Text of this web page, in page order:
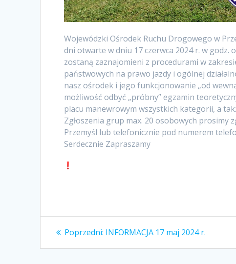
Wojewódzki Ośrodek Ruchu Drogowego w
dni otwarte w dniu 17 czerwca 2024 r. w godz.
zostaną zaznajomieni z procedurami w
państwowych na prawo jazdy i ogólnej
nasz ośrodek i jego funkcjonowanie „od
możliwość odbyć „próbny” egzamin
placu manewrowym wszystkich kategorii, a
Zgłoszenia grup max. 20 osobowych prosimy
Przemyśl lub telefonicznie pod numerem
Serdecznie Zapraszamy
Nawigacja
wpisu
Poprzedni: Poprzedni
INFORMACJA 17 maj 2024 r.